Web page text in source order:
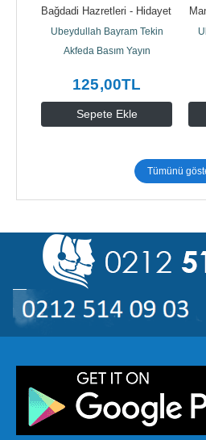
Sepete Ekle
Bağdadi Hazretleri - Hidayet
Öncüleri 5
Ubeydullah Bayram Tekin
Akfeda Basım Yayın
125,00TL
Tümünü